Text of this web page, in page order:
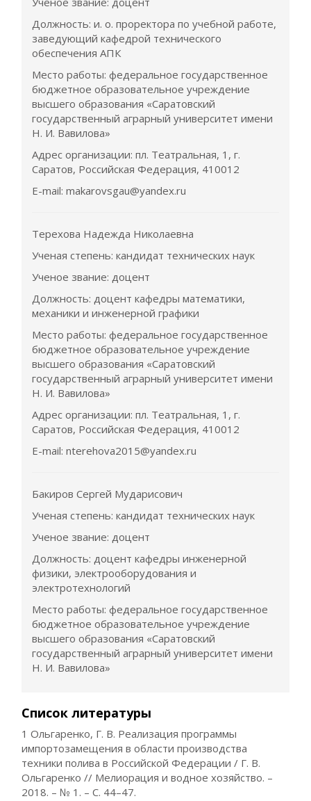
Должность: и. о. проректора по учебной работе,
заведующий кафедрой технического
обеспечения АПК
Место работы: федеральное государственное
бюджетное образовательное учреждение
высшего образования «Саратовский
государственный аграрный университет имени
Н. И. Вавилова»
Адрес организации: пл. Театральная, 1, г.
Саратов, Российская Федерация, 410012
E-mail: makarovsgau@yandex.ru
Терехова Надежда Николаевна
Ученая степень: кандидат технических наук
Ученое звание: доцент
Должность: доцент кафедры математики,
механики и инженерной графики
Место работы: федеральное государственное
бюджетное образовательное учреждение
высшего образования «Саратовский
государственный аграрный университет имени
Н. И. Вавилова»
Адрес организации: пл. Театральная, 1, г.
Саратов, Российская Федерация, 410012
E-mail: nterehova2015@yandex.ru
Бакиров Сергей Мударисович
Ученая степень: кандидат технических наук
Ученое звание: доцент
Должность: доцент кафедры инженерной
физики, электрооборудования и
электротехнологий
Место работы: федеральное государственное
бюджетное образовательное учреждение
высшего образования «Саратовский
государственный аграрный университет имени
Н. И. Вавилова»
Список литературы
1 Ольгаренко, Г. В. Реализация программы
импортозамещения в области производства
техники полива в Российской Федерации / Г. В.
Ольгаренко // Мелиорация и водное хозяйство. –
2018. – № 1. – С. 44–47.